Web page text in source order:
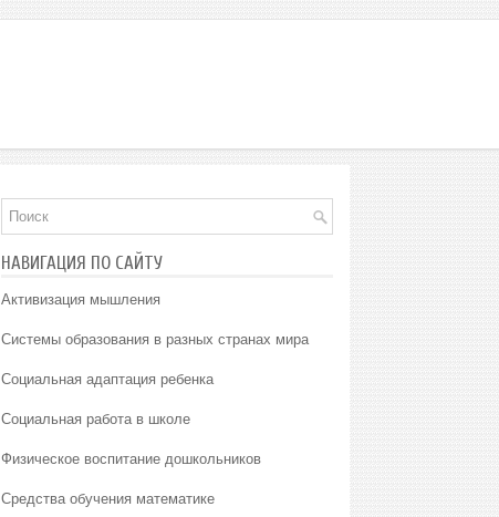
НАВИГАЦИЯ ПО САЙТУ
Активизация мышления
Системы образования в разных странах мира
Социальная адаптация ребенка
Социальная работа в школе
Физическое воспитание дошкольников
Средства обучения математике